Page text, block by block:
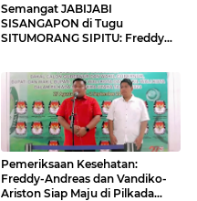
Semangat JABIJABI
SISANGAPON di Tugu
SITUMORANG SIPITU: Freddy
Pemeriksaan Kesehatan:
Freddy-Andreas dan Vandiko-
Ariston Siap Maju di Pilkada